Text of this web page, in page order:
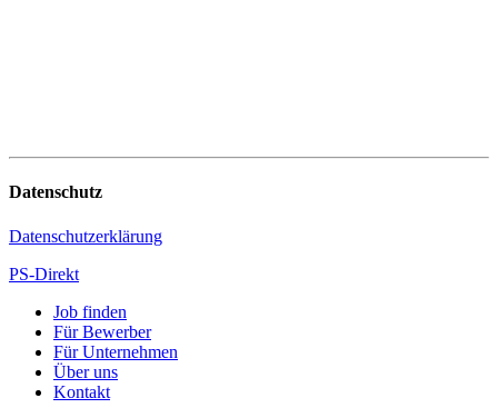
Datenschutz
Datenschutzerklärung
PS-Direkt
Job finden
Für Bewerber
Für Unternehmen
Über uns
Kontakt